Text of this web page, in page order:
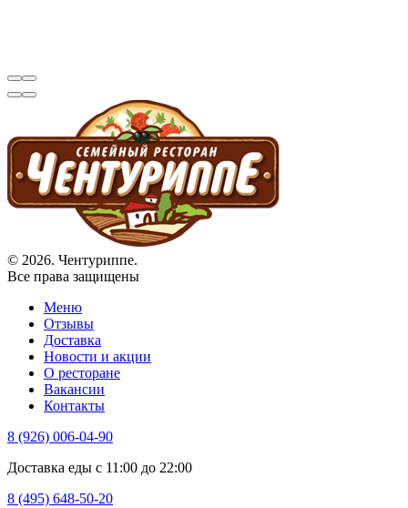
© 2026. Чентуриппе.
Все права защищены
Меню
Отзывы
Доставка
Новости и акции
О ресторане
Вакансии
Контакты
8 (926) 006-04-90
Доставка еды с 11:00 до 22:00
8 (495) 648-50-20